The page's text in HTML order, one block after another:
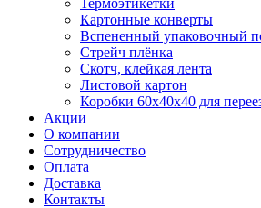
Термоэтикетки
Картонные конверты
Вспененный упаковочный
Стрейч плёнка
Скотч, клейкая лента
Листовой картон
Коробки 60х40х40 для
Акции
О компании
Сотрудничество
Оплата
Доставка
Контакты